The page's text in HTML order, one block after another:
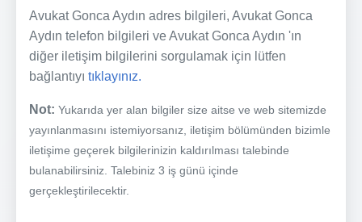
Avukat Gonca Aydın adres bilgileri, Avukat Gonca
Aydın telefon bilgileri ve Avukat Gonca Aydın 'ın
diğer iletişim bilgilerini sorgulamak için lütfen
bağlantıyı tıklayınız.
Not: Yukarıda yer alan bilgiler size aitse ve web sitemizde
yayınlanmasını istemiyorsanız, iletişim bölümünden bizimle
iletişime geçerek bilgilerinizin kaldırılması talebinde
bulanabilirsiniz. Talebiniz 3 iş günü içinde
gerçekleştirilecektir.